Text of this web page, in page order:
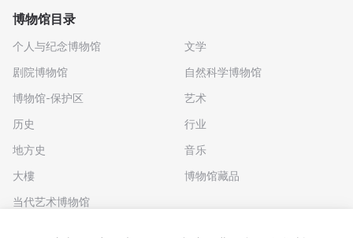
博物馆目录
个人与纪念博物馆
剧院博物馆
博物馆-保护区
历史
地方史
大樓
当代艺术博物馆
文学
自然科学博物馆
艺术
行业
音乐
博物馆藏品